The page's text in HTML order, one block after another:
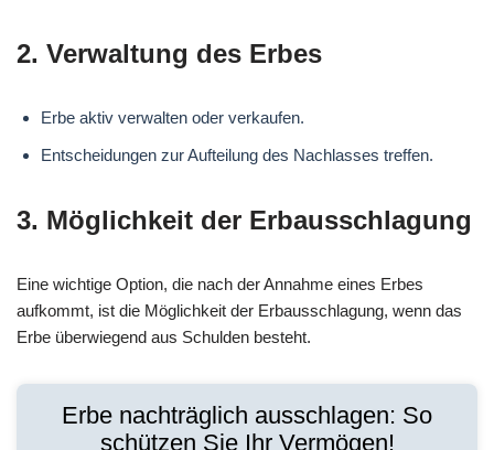
2. Verwaltung des Erbes
Erbe aktiv verwalten oder verkaufen.
Entscheidungen zur Aufteilung des Nachlasses treffen.
3. Möglichkeit der Erbausschlagung
Eine wichtige Option, die nach der Annahme eines Erbes
aufkommt, ist die Möglichkeit der Erbausschlagung, wenn das
Erbe überwiegend aus Schulden besteht.
Erbe nachträglich ausschlagen: So
schützen Sie Ihr Vermögen!